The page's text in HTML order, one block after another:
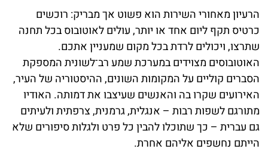
הרעיון מאחורי השירות הוא פשוט אך מבריק: רוכשים
כרטיס תקף ליום אחד או יותר, עולים לאוטובוס בכל תחנה
שתרצו, ויכולים לרדת בכל מקום שמעניין אתכם.
האוטובוסים מצוידים במערכת שמע רב־לשונית המספקת
הסברים קוליים על המקומות השונים, ההיסטוריה של העיר,
האירועים שקרו בה והאנשים שעיצבו את דמותה. האודיו
מתורגם לשפות רבות – אנגלית, גרמנית, צרפתית ולעיתים
גם עברית – כך שתוכלו להבין כל פרט ולגלות סיפורים שלא
הייתם נחשפים אליהם אחרת.